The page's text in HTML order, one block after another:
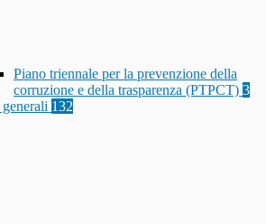
Piano triennale per la prevenzione della
corruzione e della trasparenza (PTPCT) 3
132